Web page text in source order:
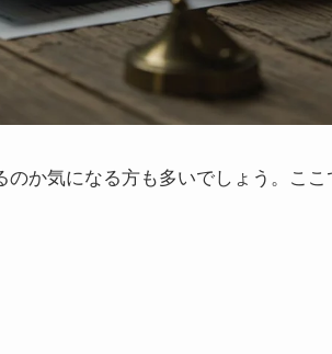
か気になる方も多いでしょう。こ